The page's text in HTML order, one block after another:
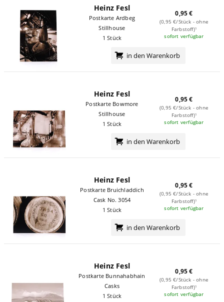
Heinz Fesl
Postkarte Ardbeg
Stillhouse
1 Stück
0,95 €
(0,95 €/Stück - ohne
Farbstoff)¹
sofort verfügbar
in den Warenkorb
Heinz Fesl
Postkarte Bowmore
Stillhouse
1 Stück
0,95 €
(0,95 €/Stück - ohne
Farbstoff)¹
sofort verfügbar
in den Warenkorb
Heinz Fesl
Postkarte Bruichladdich
Cask No. 3054
1 Stück
0,95 €
(0,95 €/Stück - ohne
Farbstoff)¹
sofort verfügbar
in den Warenkorb
Heinz Fesl
Postkarte Bunnahabhain
Casks
1 Stück
0,95 €
(0,95 €/Stück - ohne
Farbstoff)¹
sofort verfügbar